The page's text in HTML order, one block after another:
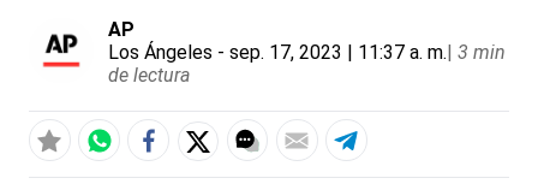
AP
Los Ángeles - sep. 17, 2023 | 11:37 a. m.| 3 min
de lectura